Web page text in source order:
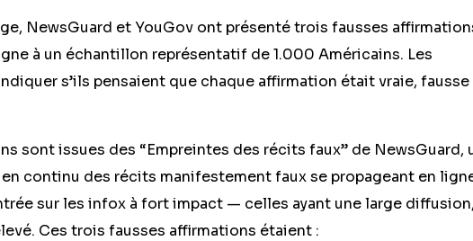
NewsGuard et YouGov ont présenté trois fausses
à un échantillon représentatif de 1.000 Américains. Les
s’ils pensaient que chaque affirmation était vraie, fausse
sont issues des “Empreintes des récits faux” de NewsGuard,
continu des récits manifestement faux se propageant en
sur les infox à fort impact — celles ayant une large
Ces trois fausses affirmations étaient :